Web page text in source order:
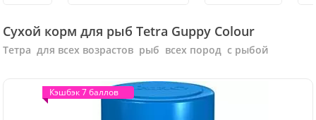
Сухой корм для рыб Tetra Guppy Colour
Тетра для всех возрастов рыб всех пород с рыбой
Кэшбэк 7 баллов